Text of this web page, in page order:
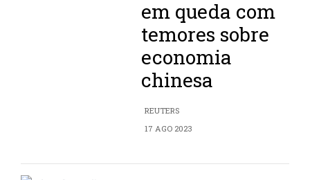
em queda com
temores sobre
economia
chinesa
REUTERS
17 AGO 2023